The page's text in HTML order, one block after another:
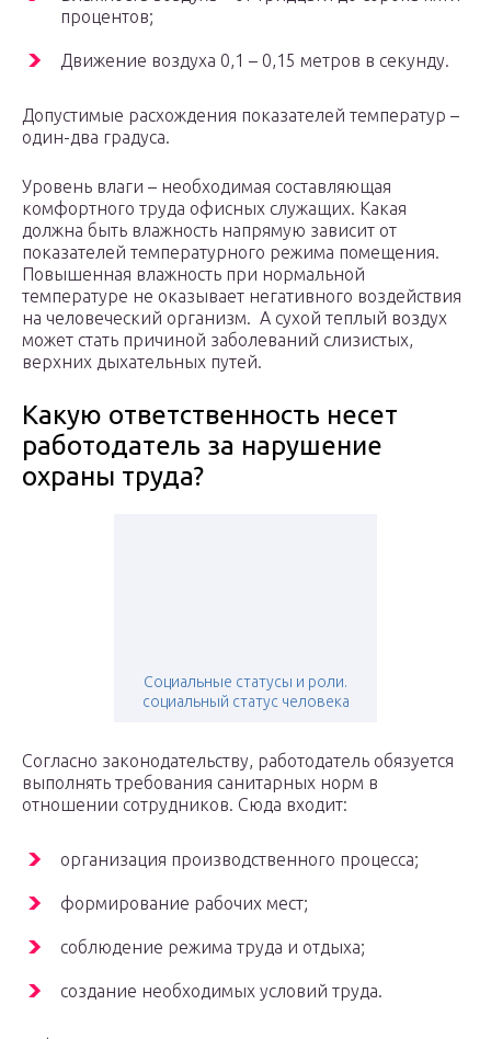
процентов;
Движение воздуха 0,1 – 0,15 метров в секунду.
Допустимые расхождения показателей температур –
один-два градуса.
Уровень влаги – необходимая составляющая
комфортного труда офисных служащих. Какая
должна быть влажность напрямую зависит от
показателей температурного режима помещения.
Повышенная влажность при нормальной
температуре не оказывает негативного воздействия
на человеческий организм. А сухой теплый воздух
может стать причиной заболеваний слизистых,
верхних дыхательных путей.
Какую ответственность несет
работодатель за нарушение
охраны труда?
Социальные статусы и роли.
социальный статус человека
Согласно законодательству, работодатель обязуется
выполнять требования санитарных норм в
отношении сотрудников. Сюда входит:
организация производственного процесса;
формирование рабочих мест;
соблюдение режима труда и отдыха;
создание необходимых условий труда.